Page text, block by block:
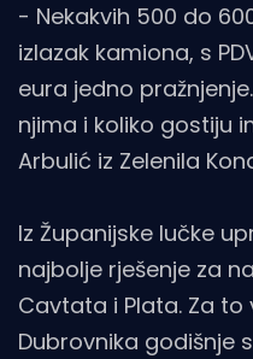
- Nekakvih 500 do
izlazak kamiona, s
eura jedno
njima i koliko gostiju
Arbulić iz Zelenila
Iz Županijske lučke
najbolje rješenje za
Cavtata i Plata. Za
Dubrovnika godišnje